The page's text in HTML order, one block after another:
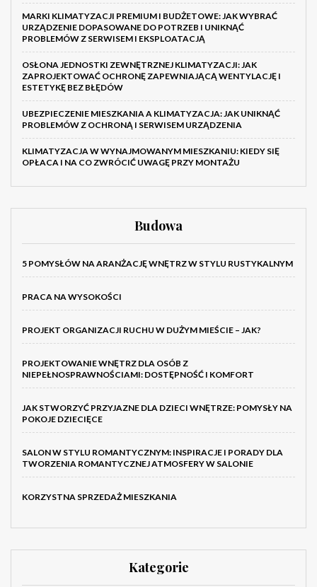
MARKI KLIMATYZACJI PREMIUM I BUDŻETOWE: JAK WYBRAĆ
URZĄDZENIE DOPASOWANE DO POTRZEB I UNIKNĄĆ
PROBLEMÓW Z SERWISEM I EKSPLOATACJĄ
OSŁONA JEDNOSTKI ZEWNĘTRZNEJ KLIMATYZACJI: JAK
ZAPROJEKTOWAĆ OCHRONĘ ZAPEWNIAJĄCĄ WENTYLACJĘ I
ESTETYKĘ BEZ BŁĘDÓW
UBEZPIECZENIE MIESZKANIA A KLIMATYZACJA: JAK UNIKNĄĆ
PROBLEMÓW Z OCHRONĄ I SERWISEM URZĄDZENIA
KLIMATYZACJA W WYNAJMOWANYM MIESZKANIU: KIEDY SIĘ
OPŁACA I NA CO ZWRÓCIĆ UWAGĘ PRZY MONTAŻU
Budowa
5 POMYSŁÓW NA ARANŻACJĘ WNĘTRZ W STYLU RUSTYKALNYM
PRACA NA WYSOKOŚCI
PROJEKT ORGANIZACJI RUCHU W DUŻYM MIEŚCIE – JAK?
PROJEKTOWANIE WNĘTRZ DLA OSÓB Z
NIEPEŁNOSPRAWNOŚCIAMI: DOSTĘPNOŚĆ I KOMFORT
JAK STWORZYĆ PRZYJAZNE DLA DZIECI WNĘTRZE: POMYSŁY NA
POKOJE DZIECIĘCE
SALON W STYLU ROMANTYCZNYM: INSPIRACJE I PORADY DLA
TWORZENIA ROMANTYCZNEJ ATMOSFERY W SALONIE
KORZYSTNA SPRZEDAŻ MIESZKANIA
Kategorie